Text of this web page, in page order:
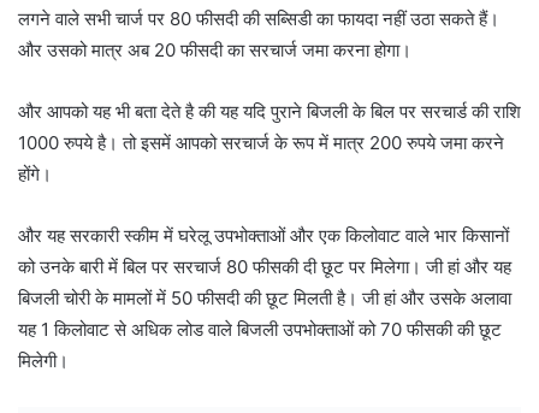
लगने वाले सभी चार्ज पर 80 फीसदी की सब्सिडी का फायदा नहीं उठा सकते हैं।
और उसको मात्र अब 20 फीसदी का सरचार्ज जमा करना होगा।
और आपको यह भी बता देते है की यह यदि पुराने बिजली के बिल पर सरचार्ड की राशि
1000 रुपये है। तो इसमें आपको सरचार्ज के रूप में मात्र 200 रुपये जमा करने
होंगे।
और यह सरकारी स्कीम में घरेलू उपभोक्ताओं और एक किलोवाट वाले भार किसानों
को उनके बारी में बिल पर सरचार्ज 80 फीसकी दी छूट पर मिलेगा। जी हां और यह
बिजली चोरी के मामलों में 50 फीसदी की छूट मिलती है। जी हां और उसके अलावा
यह 1 किलोवाट से अधिक लोड वाले बिजली उपभोक्ताओं को 70 फीसकी की छूट
मिलेगी।